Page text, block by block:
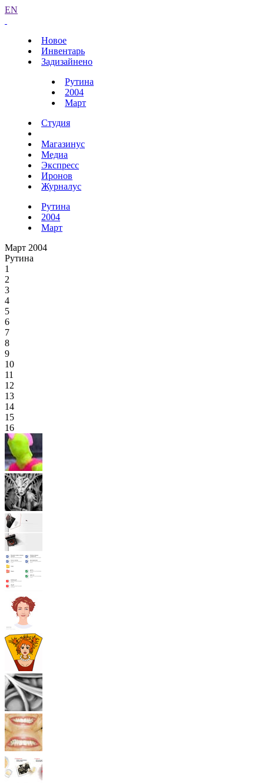
EN
Новое
Инвентарь
Задизайнено
Рутина
2004
Март
Студия
Магазинус
Медиа
Экспресс
Иронов
Журналус
Рутина
2004
Март
Март 2004
Рутина
1
2
3
4
5
6
7
8
9
10
11
12
13
14
15
16